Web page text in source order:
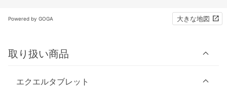
Powered by GOGA 大きな地図
取り扱い商品
エクエルタブレット